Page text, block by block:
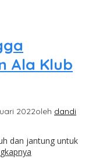
Ala Klub
2022oleh dandi
dan jantung untuk